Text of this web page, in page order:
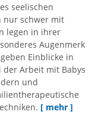
seelischen
nur schwer mit
legen in ihrer
Augenmerk
Einblicke in
Arbeit mit Babys
und
[ mehr ]